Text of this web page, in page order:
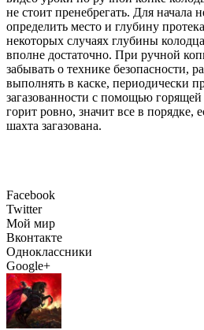
не стоит пренебрегать. Для начала
определить место и глубину
некоторых случаях глубины
вполне достаточно. При ручной
забывать о технике безопасности,
выполнять в каске, периодически
загазованности с помощью
горит ровно, значит все в порядке,
шахта загазована.
Facebook
Twitter
Мой мир
Вконтакте
Одноклассники
Google+